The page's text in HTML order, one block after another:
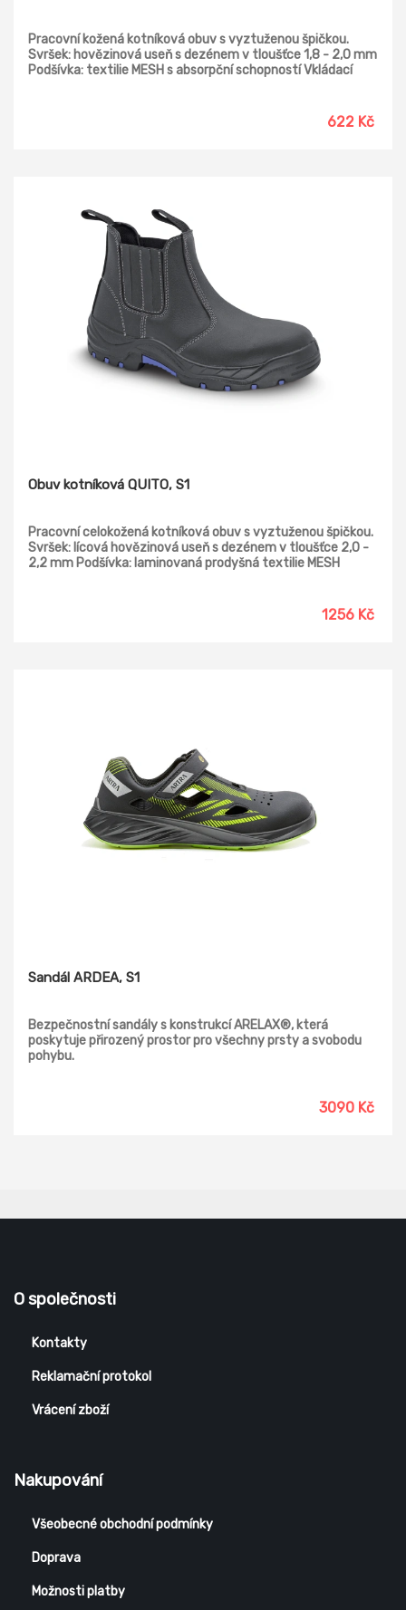
Pracovní kožená kotníková obuv s vyztuženou špičkou.
Svršek: hovězinová useň s dezénem v tloušťce 1,8 - 2,0 mm
Podšívka: textilie MESH s absorpční schopností Vkládací
olejům, antistatická, protiskluzná, dvousložkový nástřik
Norma: ČSN EN ISO 20345:2012 Provedení: S1 SRC - s
622 Kč
Obuv kotníková QUITO, S1
Pracovní celokožená kotníková obuv s vyztuženou špičkou.
Svršek: lícová hovězinová useň s dezénem v tloušťce 2,0 -
2,2 mm Podšívka: laminovaná prodyšná textilie MESH
Podešev: PU/RUBBER - do 300°C, HRO* - odolná proti
palivovým olejům, antistatická, protiskluzná, dvousložkový
1256 Kč
Sandál ARDEA, S1
Bezpečnostní sandály s konstrukcí ARELAX®, která
poskytuje přirozený prostor pro všechny prsty a svobodu
pohybu.
3090 Kč
O společnosti
Kontakty
Reklamační protokol
Vrácení zboží
Nakupování
Všeobecné obchodní podmínky
Doprava
Možnosti platby